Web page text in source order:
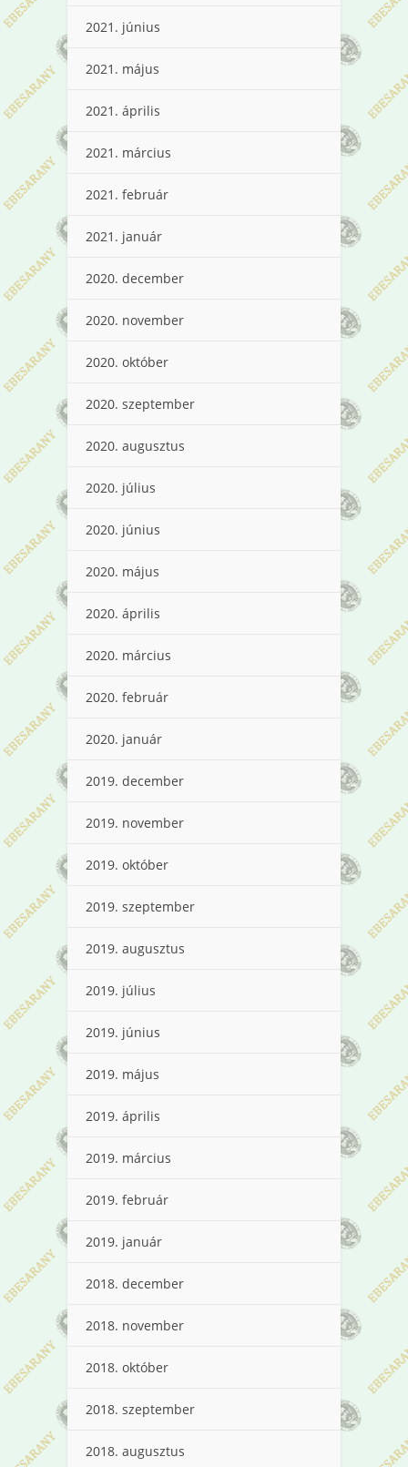
2021. június
2021. május
2021. április
2021. március
2021. február
2021. január
2020. december
2020. november
2020. október
2020. szeptember
2020. augusztus
2020. július
2020. június
2020. május
2020. április
2020. március
2020. február
2020. január
2019. december
2019. november
2019. október
2019. szeptember
2019. augusztus
2019. július
2019. június
2019. május
2019. április
2019. március
2019. február
2019. január
2018. december
2018. november
2018. október
2018. szeptember
2018. augusztus